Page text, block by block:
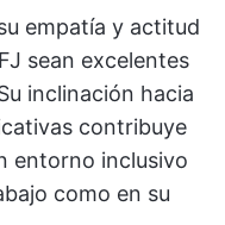
empatía y actitud
sean excelentes
inclinación hacia
contribuye
entorno inclusivo
como en su